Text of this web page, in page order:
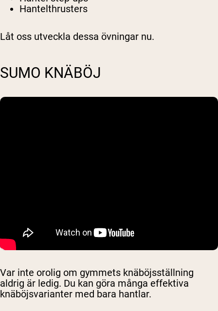
Hantelthrusters
Låt oss utveckla dessa övningar nu.
SUMO KNÄBÖJ
Var inte orolig om gymmets knäböjsställning
aldrig är ledig. Du kan göra många effektiva
knäböjsvarianter med bara hantlar.